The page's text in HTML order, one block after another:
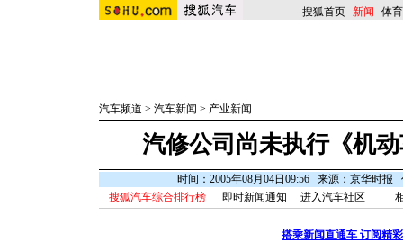
搜狐首页-新闻 -体育
汽车频道 > 汽车新闻 > 产业新闻
汽修公司尚未执行《机
时间：2005年08月04日09:56 来源：京华时报
搜狐汽车综合排行榜
即时新闻通知 进入汽车社区
搭乘新闻直通车 订阅精